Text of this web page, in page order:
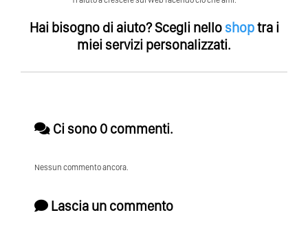
Hai bisogno di aiuto?Scegli nello shoptra i
miei servizi personalizzati.
Ci sono 0 commenti.
Nessun commento ancora.
Lascia un commento